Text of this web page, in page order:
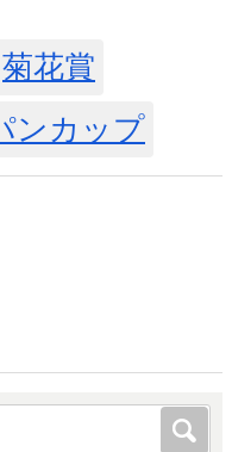
菊花賞
ンカップ